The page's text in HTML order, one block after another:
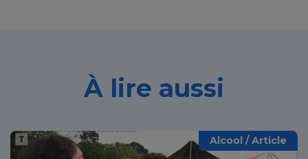
À lire aussi
Alcool / Article